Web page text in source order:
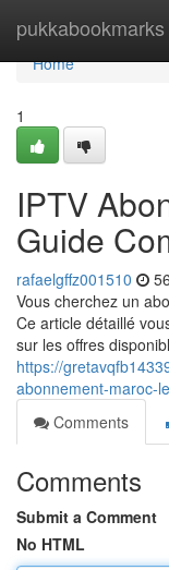
pukkabookmarks
Home
Home
1
IPTV
Guide
rafaelgffz001510
Vous cherchez un
Ce article détaillé
sur les offres
https://
abonnement-maroc-
Comments
Comments
Submit a Comment
No HTML